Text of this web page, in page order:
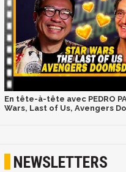
En tête-à-tête avec PEDRO
Wars, Last of Us, Avengers
NEWSLETTERS